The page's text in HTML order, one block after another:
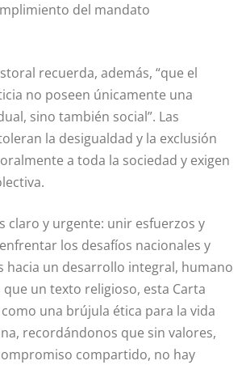
del mandato
recuerda, además, “que el
no poseen únicamente una
sino también social”. Las
la desigualdad y la exclusión
a toda la sociedad y exigen
claro y urgente: unir esfuerzos y
los desafíos nacionales y
hacia un desarrollo integral, humano
que un texto religioso, esta Carta
una brújula ética para la vida
recordándonos que sin valores,
compartido, no hay